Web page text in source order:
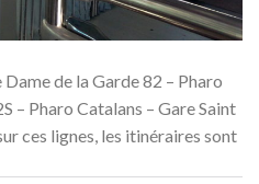
de la Garde 82 – Pharo
– Pharo Catalans – Gare Saint
ces lignes, les itinéraires sont